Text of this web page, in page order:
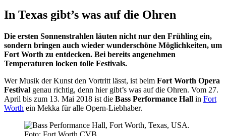
In Texas gibt’s was auf die Ohren
Die ersten Sonnenstrahlen läuten nicht nur den Frühling ein,
sondern bringen auch wieder wunderschöne Möglichkeiten, um
Fort Worth zu entdecken. Bei bereits angenehmen
Temperaturen locken tolle Festivals.
Wer Musik der Kunst den Vortritt lässt, ist beim Fort Worth Opera
Festival genau richtig, denn hier gibt’s was auf die Ohren. Vom 27.
April bis zum 13. Mai 2018 ist die Bass Performance Hall in Fort
Worth ein Mekka für alle Opern-Liebhaber.